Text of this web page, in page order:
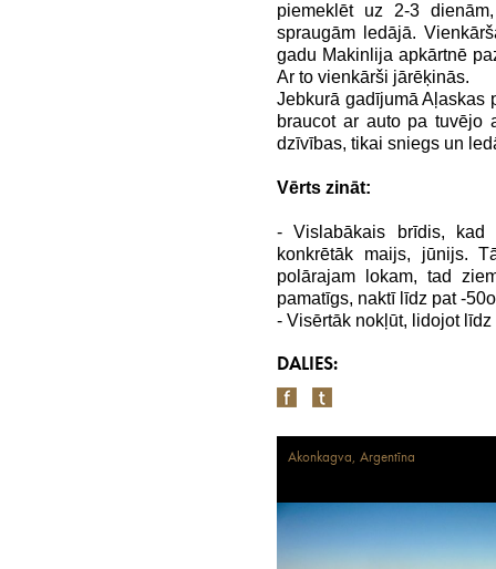
piemeklēt uz 2-3
spraugām ledājā.
gadu Makinlija apkārtnē
Ar to vienkārši jārēķinās.
Jebkurā gadījumā Aļaskas
braucot ar auto pa tuvējo
dzīvības, tikai sniegs un
Vērts zināt:
- Vislabākais brīdis, kad
konkrētāk maijs, jūnijs.
polārajam lokam, tad
pamatīgs, naktī līdz pat -
- Visērtāk nokļūt, lidojot
DALIES:
Akonkagva, Argentīna